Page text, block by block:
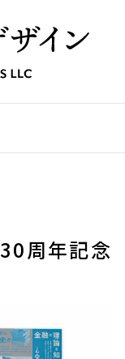
周年記念